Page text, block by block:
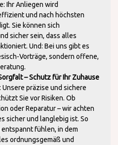
Ihr Anliegen wird
und nach höchsten
Sie können sich
sicher sein, dass alles
Und: Bei uns gibt es
Vorträge, sondern offene,
– Schutz für Ihr Zuhause
: Unsere präzise und sichere
Sie vor Risiken. Ob
oder Reparatur – wir achten
sicher und langlebig ist. So
entspannt fühlen, in dem
ordnungsgemäß und